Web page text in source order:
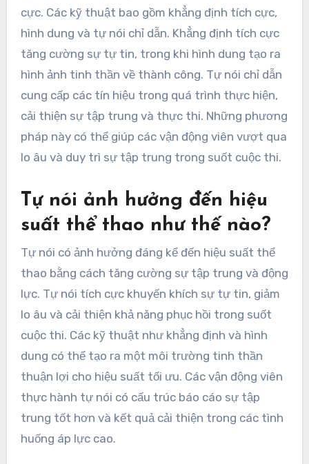
cực. Các kỹ thuật bao gồm khẳng định tích cực,
hình dung và tự nói chỉ dẫn. Khẳng định tích cực
tăng cường sự tự tin, trong khi hình dung tạo ra
hình ảnh tinh thần về thành công. Tự nói chỉ dẫn
cung cấp các tín hiệu trong quá trình thực hiện,
cải thiện sự tập trung và thực thi. Những phương
pháp này có thể giúp các vận động viên vượt qua
lo âu và duy trì sự tập trung trong suốt cuộc thi.
Tự nói ảnh hưởng đến hiệu
suất thể thao như thế nào?
Tự nói có ảnh hưởng đáng kể đến hiệu suất thể
thao bằng cách tăng cường sự tập trung và động
lực. Tự nói tích cực khuyến khích sự tự tin, giảm
lo âu và cải thiện khả năng phục hồi trong suốt
cuộc thi. Các kỹ thuật như khẳng định và hình
dung có thể tạo ra một môi trường tinh thần
thuận lợi cho hiệu suất tối ưu. Các vận động viên
thực hành tự nói có cấu trúc báo cáo sự tập
trung tốt hơn và kết quả cải thiện trong các tình
huống áp lực cao.